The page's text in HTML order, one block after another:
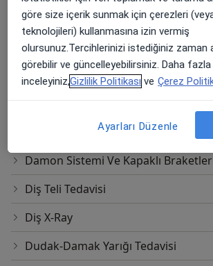
Özel Kayseri Maya Diş Ağız ve Diş
Tacettin Veli Mah. Lalezade Cad.
(Eski Talas Durağı Melikgazi) 23/A,
Kayseri
Özel Kayseri Maya Diş Ağız ve Diş
Ağız Bakımı(Diş Ve Diş Eti Bakımı)
Damon Sistemi Ve Kapaklı Braketler
Diş Teli Tedavisi
Diş X-Ray
Dudak-Damak Yarığı Tedavisi
göre size içerik sunmak için çerezleri
teknolojileri) kullanmasına izin vermiş
olursunuz.Tercihlerinizi istediğiniz zaman
görebilir ve güncelleyebilirsiniz. Daha
inceleyiniz,Gizlilik Politikası ve Çerez
Ayarları Düzenle